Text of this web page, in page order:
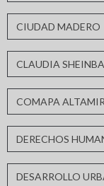
CIUDAD MADERO
CLAUDIA
COMAPA
DERECHOS
DESARROLLO